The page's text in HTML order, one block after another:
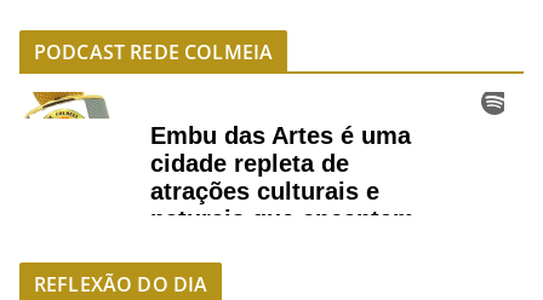
PODCAST REDE COLMEIA
REFLEXÃO DO DIA